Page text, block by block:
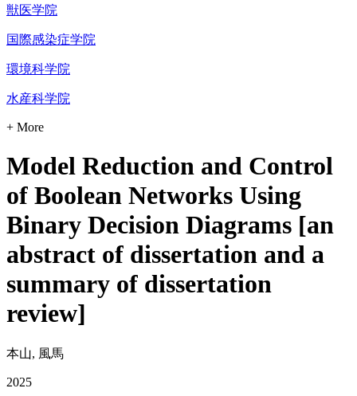
獣医学院
国際感染症学院
環境科学院
水産科学院
+ More
Model Reduction and Control
of Boolean Networks Using
Binary Decision Diagrams [an
abstract of dissertation and a
summary of dissertation
review]
本山, 風馬
2025